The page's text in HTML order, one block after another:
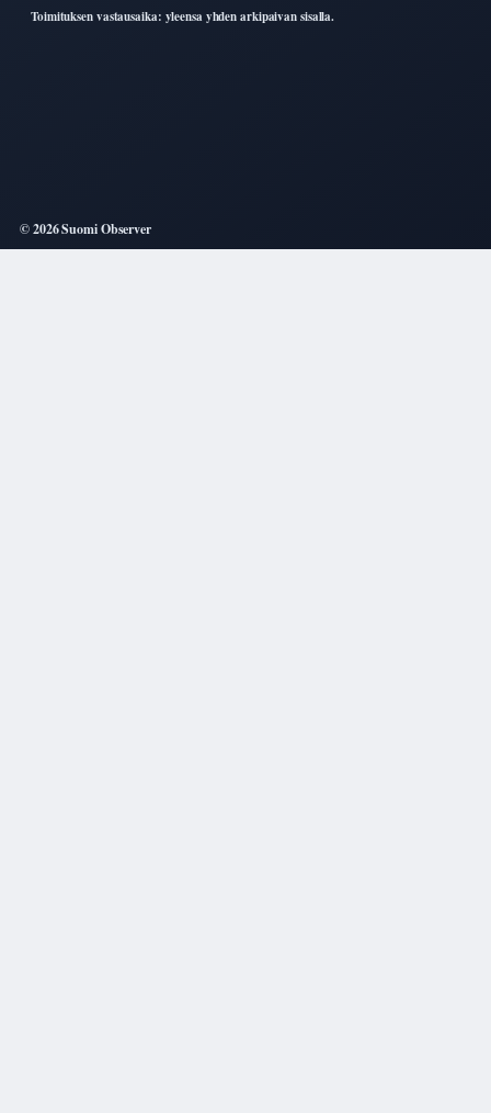
Toimituksen vastausaika: yleensa yhden arkipaivan sisalla.
© 2026 Suomi Observer